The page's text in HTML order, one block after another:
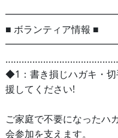
■ ボランティア情報 ■
◆1：書き損じハガキ・
援してください!
ご家庭で不要になったハ
会参加を支えます。